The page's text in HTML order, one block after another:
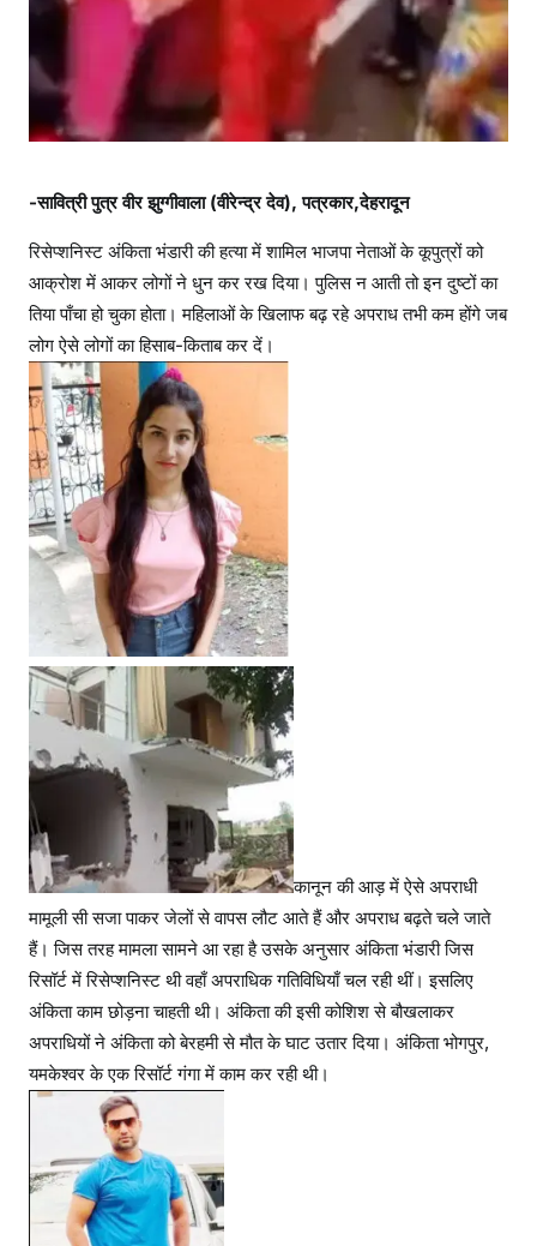
-सावित्री पुत्र वीर झुग्गीवाला (वीरेन्द्र देव), पत्रकार,देहरादून
रिसेप्शनिस्ट अंकिता भंडारी की हत्या में शामिल भाजपा नेताओं के कूपुत्रों को
आक्रोश में आकर लोगों ने धुन कर रख दिया। पुलिस न आती तो इन दुष्टों का
तिया पाँचा हो चुका होता। महिलाओं के खिलाफ बढ़ रहे अपराध तभी कम होंगे जब
लोग ऐसे लोगों का हिसाब-किताब कर दें।
कानून की आड़ में ऐसे अपराधी
मामूली सी सजा पाकर जेलों से वापस लौट आते हैं और अपराध बढ़ते चले जाते
हैं। जिस तरह मामला सामने आ रहा है उसके अनुसार अंकिता भंडारी जिस
रिसॉर्ट में रिसेप्शनिस्ट थी वहाँ अपराधिक गतिविधियाँ चल रही थीं। इसलिए
अंकिता काम छोड़ना चाहती थी। अंकिता की इसी कोशिश से बौखलाकर
अपराधियों ने अंकिता को बेरहमी से मौत के घाट उतार दिया। अंकिता भोगपुर,
यमकेश्वर के एक रिसॉर्ट गंगा में काम कर रही थी।